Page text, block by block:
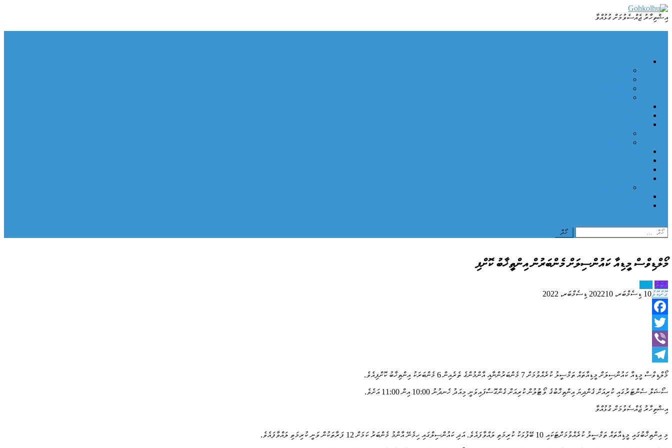
Skip
to
Gohkolhu
Dhamaa Geney Gohkolhu
އިޝްތިހާރު ޖެއްސެވުމަށް ގުޅުއްވާ
Search
for:
މޯލްޑިވްސް މީޑިއާ ކައުންސިލަށް މެންބަރުން އިންތީޚާބު ކޮށްފި
ޚަބަރު ފަހުގެ
ގޮށްކޮޅު10 ޑިސެމްބަރ، 2022 10 ޑިސެމްބަރ، 2022
Facebook
Twitter
Viber
Telegram
މޯލްޑިވްސް މީޑިއާ ކައުންސިލަށް މީޑިއާތައް ތަމްސީލު ކުރެއްވުމަށް 7 މެންބަރުންނާއި އާންމުންގެ ތެރެއިން 6 މެންބަރަކު އިންތިޚާބު ކޮށްފިއެވެ.
ސޯޝަލް ސެންޓަރުގައި ކުރިއަށް ގެންދިޔަ އިންތިޚާބުގެ ވޯޓުލުން ކުރިއަށް ގެންގޮސްފައިވަނީ މިއަދު ހެނދުނު 10:00 އިން 11:00 އަށެވެ.
އިޝްތިހާރު ޖެއްސެވުމަށް ގުޅުއްވާ
މި އިންތިޚާބުގައި މީޑިއާތައް ތަމްސީލު ކުރެއްވުމަށްޓަކައި 10 ބޭފުޅަކު ކުރިމަތި ލައްވާފައެވެ. އަދި ކައުންސިލްގައި ހިމެނޭ އާންމު މެންބަރު ކަމަށް 12 ފަރާތަކުން ވަނީ ކުރިމަތި ލައްވާފައެވެ.